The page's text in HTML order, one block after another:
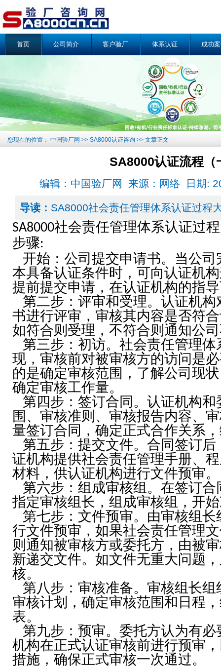
首页 公司简介 客户验厂 体系认证 成功
您现在的位置： 中国验厂网 >> SA8000认证咨询 >> 文章正文
SA8000认证流程（
编辑：中国验厂网 来源：网络 日期:
导读： SA8000社会责任管理体系认证过程
SA8000社会责任管理体系认证过
步骤:
开始：公司提交申请书。当公司
本具备认证条件时，可向认证机
提前提交申请，在认证机构的指
第二步：评审和受理。认证机构
书进行评审，审核其内容是否符
如符合则受理，不符合则通知公
第三步：初访。社会责任管理体
现，审核前对被审核方的访问是
的是确定审核范围，了解公司现
确定审核工作量。
第四步：签订合同。认证机构和
围、审核准则、审核报告内容、
量签订合同，确定正式合作关系
第五步：提交文件。合同签订后
证机构提供社会责任管理手册、
材料，供认证机构进行文件预审。
第六步：组成审核组。在签订合
指定审核组长，组成审核组，开
第七步：文件预审。由审核组长
行文件预审，如果社会责任管理
则通知被审核方或委托方，由被
新递交文件。如文件无重大问题
核。
第八步：审核准备。审核组长组
审核计划，确定审核范围和日程
表。
第九步：预审。委托方认为有必
机构在正式认证审核前进行预审
措施，确保正式审核一次通过。